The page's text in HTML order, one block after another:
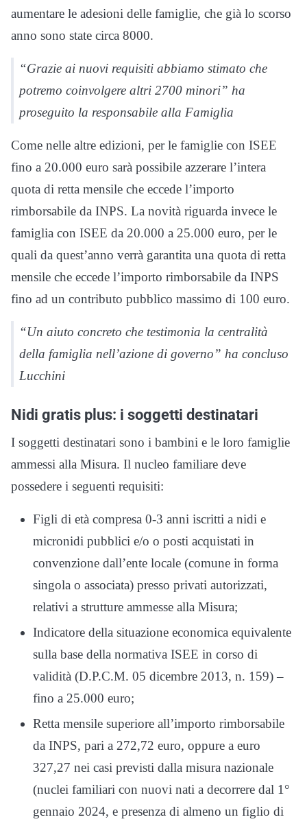
aumentare le adesioni delle famiglie, che già lo scorso
anno sono state circa 8000.
“Grazie ai nuovi requisiti abbiamo stimato che
potremo coinvolgere altri 2700 minori” ha
proseguito la responsabile alla Famiglia
Come nelle altre edizioni, per le famiglie con ISEE
fino a 20.000 euro sarà possibile azzerare l’intera
quota di retta mensile che eccede l’importo
rimborsabile da INPS. La novità riguarda invece le
famiglia con ISEE da 20.000 a 25.000 euro, per le
quali da quest’anno verrà garantita una quota di retta
mensile che eccede l’importo rimborsabile da INPS
fino ad un contributo pubblico massimo di 100 euro.
“Un aiuto concreto che testimonia la centralità
della famiglia nell’azione di governo” ha concluso
Lucchini
Nidi gratis plus: i soggetti destinatari
I soggetti destinatari sono i bambini e le loro famiglie
ammessi alla Misura. Il nucleo familiare deve
possedere i seguenti requisiti:
Figli di età compresa 0-3 anni iscritti a nidi e
micronidi pubblici e/o o posti acquistati in
convenzione dall’ente locale (comune in forma
singola o associata) presso privati autorizzati,
relativi a strutture ammesse alla Misura;
Indicatore della situazione economica equivalente
sulla base della normativa ISEE in corso di
validità (D.P.C.M. 05 dicembre 2013, n. 159) –
fino a 25.000 euro;
Retta mensile superiore all’importo rimborsabile
da INPS, pari a 272,72 euro, oppure a euro
327,27 nei casi previsti dalla misura nazionale
(nuclei familiari con nuovi nati a decorrere dal 1°
gennaio 2024, e presenza di almeno un figlio di